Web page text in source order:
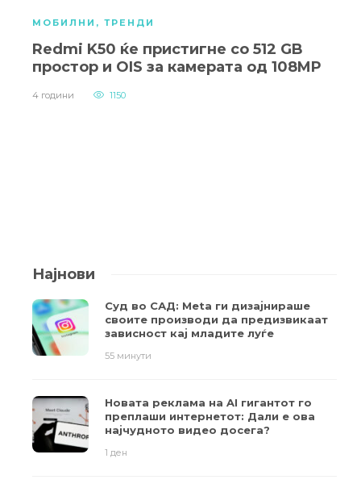
МОБИЛНИ , ТРЕНДИ
Redmi K50 ќе пристигне со 512 GB
простор и OIS за камерата од 108MP
4 години 1150
Најнови
Суд во САД: Meta ги дизајнираше
своите производи да предизвикаат
зависност кај младите луѓе
55 минути
Новата реклама на AI гигантот го
преплаши интернетот: Дали е ова
најчудното видео досега?
1 ден